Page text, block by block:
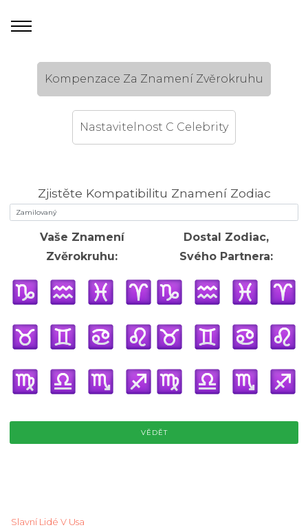
Kompenzace Za Znamení Zvěrokruhu
Nastavitelnost C Celebrity
Zjistěte Kompatibilitu Znamení Zodiac
Vaše Znamení
Zvěrokruhu:
Dostal Zodiac,
Svého Partnera:
VĚDĚT
Slavní Lidé V Usa